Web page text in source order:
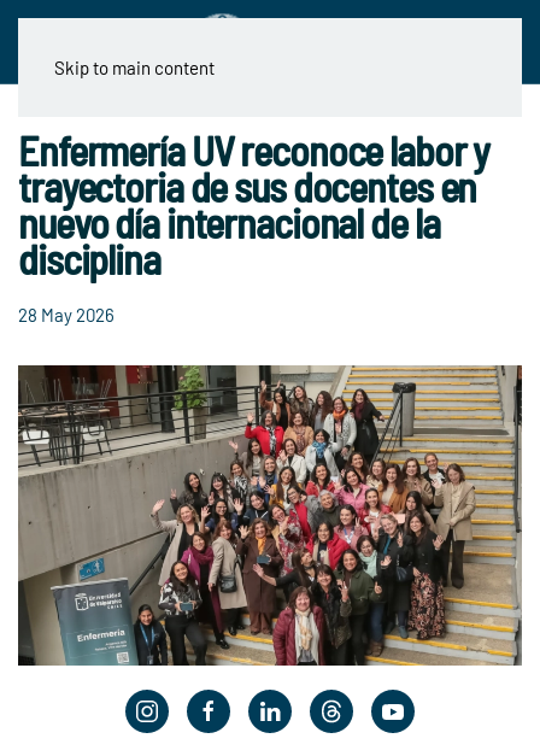
Skip to main content
Enfermería UV reconoce labor y
trayectoria de sus docentes en
nuevo día internacional de la
disciplina
28 May 2026